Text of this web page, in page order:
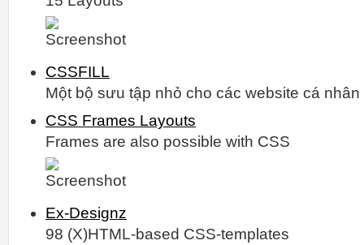
CSSFILL
Một bộ sưu tập nhỏ cho các website cá nhân
CSS Frames Layouts
Frames are also possible with CSS
Ex-Designz
98 (X)HTML-based CSS-templates